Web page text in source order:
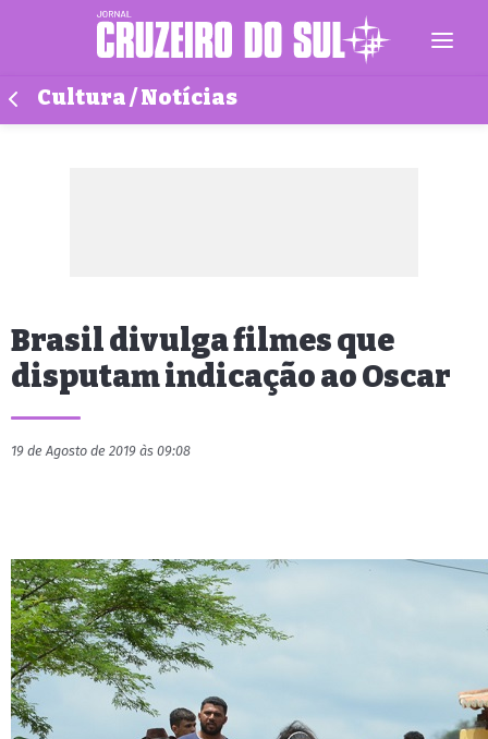
Cultura / Notícias
Brasil divulga filmes que
disputam indicação ao Oscar
19 de Agosto de 2019 às 09:08